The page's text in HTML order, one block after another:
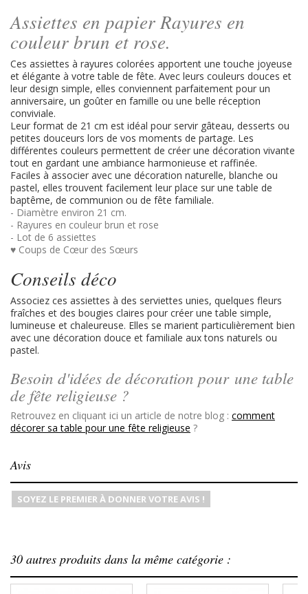
Assiettes en papier Rayures en
couleur brun et rose.
Ces assiettes à rayures colorées apportent une touche joyeuse
et élégante à votre table de fête. Avec leurs couleurs douces et
leur design simple, elles conviennent parfaitement pour un
anniversaire, un goûter en famille ou une belle réception
conviviale.
Leur format de 21 cm est idéal pour servir gâteau, desserts ou
petites douceurs lors de vos moments de partage. Les
différentes couleurs permettent de créer une décoration vivante
tout en gardant une ambiance harmonieuse et raffinée.
Faciles à associer avec une décoration naturelle, blanche ou
pastel, elles trouvent facilement leur place sur une table de
baptême, de communion ou de fête familiale.
- Diamètre environ 21 cm.
- Rayures en couleur brun et rose
- Lot de 6 assiettes
♥ Coups de Cœur des Sœurs
Conseils déco
Associez ces assiettes à des serviettes unies, quelques fleurs
fraîches et des bougies claires pour créer une table simple,
lumineuse et chaleureuse. Elles se marient particulièrement bien
avec une décoration douce et familiale aux tons naturels ou
pastel.
Besoin d'idées de décoration pour une table
de fête religieuse ?
Retrouvez en cliquant ici un article de notre blog : comment
décorer sa table pour une fête religieuse ?
Avis
SOYEZ LE PREMIER À DONNER VOTRE AVIS !
30 autres produits dans la même catégorie :